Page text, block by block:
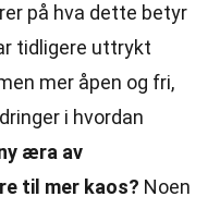
på hva dette betyr
tidligere uttrykt
mer åpen og fri,
i hvordan
æra av
til mer kaos? Noen